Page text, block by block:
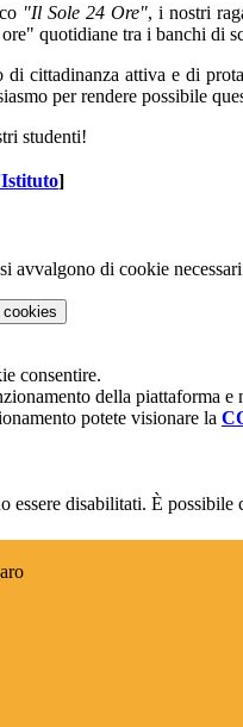
"Il Sole 24 Ore", i nostri
quotidiane tra i banchi di
di cittadinanza attiva e di
per rendere possibile
studenti!
]
avvalgono di cookie
cookies
consentire.
della piattaforma e
potete visionare la
essere disabilitati. È